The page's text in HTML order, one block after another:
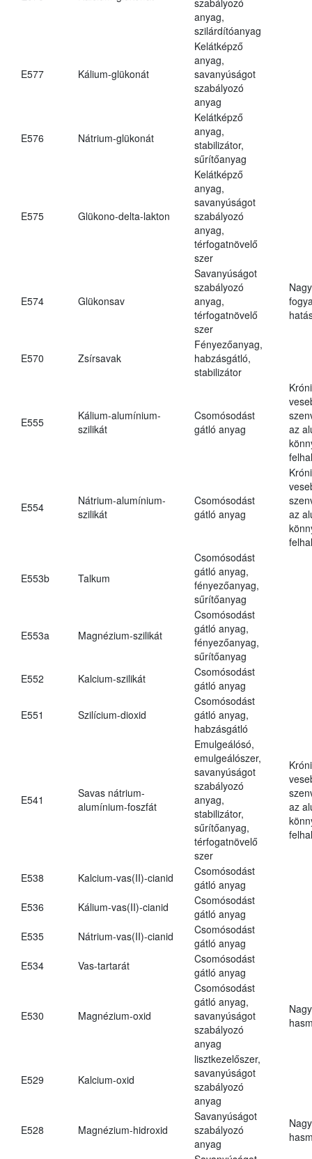
anyag,
szilárdítóanyag
E577 Kálium-glükonát
Kelátképző
anyag,
savanyúságot
szabályozó
anyag
E576 Nátrium-glükonát
Kelátképző
anyag,
stabilizátor,
sűrítőanyag
E575 Glükono-delta-lakton
Kelátképző
anyag,
savanyúságot
szabályozó
anyag,
térfogatnövelő
szer
E574 Glükonsav
Savanyúságot
szabályozó
anyag,
térfogatnövelő
szer
E570 Zsírsavak
Fényezőanyag,
habzásgátló,
stabilizátor
E555
Kálium-alumínium-
szilikát
Csomósodást
gátló anyag
az
E554
Nátrium-alumínium-
szilikát
Csomósodást
gátló anyag
az
E553b Talkum
Csomósodást
gátló anyag,
fényezőanyag,
sűrítőanyag
E553a Magnézium-szilikát
Csomósodást
gátló anyag,
fényezőanyag,
sűrítőanyag
E552
Kalcium-szilikát
Csomósodást
gátló anyag
E551 Szilícium-dioxid
Csomósodást
gátló anyag,
habzásgátló
E541
Savas nátrium-
alumínium-foszfát
Emulgeálósó,
emulgeálószer,
savanyúságot
szabályozó
anyag,
stabilizátor,
sűrítőanyag,
térfogatnövelő
szer
az
E538 Kalcium-vas(II)-cianid
Csomósodást
gátló anyag
E536
Kálium-vas(II)-cianid
Csomósodást
gátló anyag
E535
Nátrium-vas(II)-cianid
Csomósodást
gátló anyag
E534
Vas-tartarát
Csomósodást
gátló anyag
E530 Magnézium-oxid
Csomósodást
gátló anyag,
savanyúságot
szabályozó
anyag
E529 Kalcium-oxid
lisztkezelőszer,
savanyúságot
szabályozó
anyag
E528 Magnézium-hidroxid
Savanyúságot
szabályozó
anyag